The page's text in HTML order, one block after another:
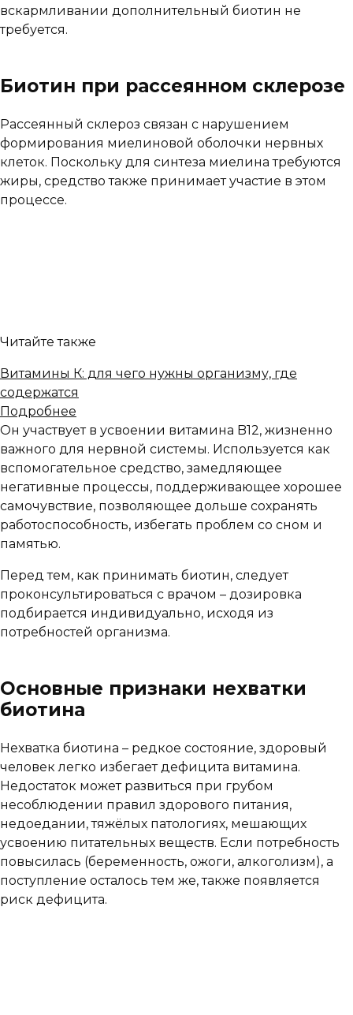
вскармливании дополнительный биотин не
требуется.
Биотин при рассеянном склерозе
Рассеянный склероз связан с нарушением
формирования миелиновой оболочки нервных
клеток. Поскольку для синтеза миелина требуются
жиры, средство также принимает участие в этом
процессе.
Читайте также
Витамины К: для чего нужны организму, где
содержатся
Подробнее
Он участвует в усвоении витамина B12, жизненно
важного для нервной системы. Используется как
вспомогательное средство, замедляющее
негативные процессы, поддерживающее хорошее
самочувствие, позволяющее дольше сохранять
работоспособность, избегать проблем со сном и
памятью.
Перед тем, как принимать биотин, следует
проконсультироваться с врачом – дозировка
подбирается индивидуально, исходя из
потребностей организма.
Основные признаки нехватки
биотина
Нехватка биотина – редкое состояние, здоровый
человек легко избегает дефицита витамина.
Недостаток может развиться при грубом
несоблюдении правил здорового питания,
недоедании, тяжёлых патологиях, мешающих
усвоению питательных веществ. Если потребность
повысилась (беременность, ожоги, алкоголизм), а
поступление осталось тем же, также появляется
риск дефицита.